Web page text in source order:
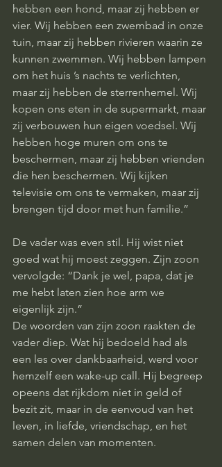
hebben een hond, maar zij hebben er
vier. Wij hebben een zwembad in onze
tuin, maar zij hebben rivieren waarin ze
kunnen zwemmen. Wij hebben lampen
om het huis ’s nachts te verlichten,
maar zij hebben de sterrenhemel. Wij
kopen ons eten in de supermarkt, maar
zij verbouwen hun eigen voedsel. Wij
hebben hoge muren om ons te
beschermen, maar zij hebben vrienden
die hen beschermen. Wij kijken
televisie om ons te vermaken, maar zij
brengen tijd door met hun familie.”
De vader was even stil. Hij wist niet
goed wat hij moest zeggen. Zijn zoon
vervolgde: “Dank je wel, papa, dat je
me hebt laten zien hoe arm we
eigenlijk zijn.”
De woorden van zijn zoon raakten de
vader diep. Wat hij bedoeld had als
een les over dankbaarheid, werd voor
hemzelf een wake-up call. Hij begreep
opeens dat rijkdom niet in geld of
bezit zit, maar in de eenvoud van het
leven, in liefde, vriendschap, en het
samen delen van momenten.